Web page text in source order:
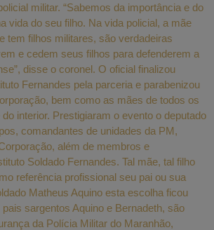
militar. “Sabemos da importância e do
vida do seu filho. Na vida policial, a mãe
tem filhos militares, são verdadeiras
e cedem seus filhos para defenderem a
disse o coronel. O oficial finalizou
Fernandes pela parceria e parabenizou
bem como as mães de todos os
interior. Prestigiaram o evento o deputado
comandantes de unidades da PM,
além de membros e
Soldado Fernandes. Tal mãe, tal filho
referência profissional seu pai ou sua
Matheus Aquino esta escolha ficou
sargentos Aquino e Bernadeth, são
da Polícia Militar do Maranhão,